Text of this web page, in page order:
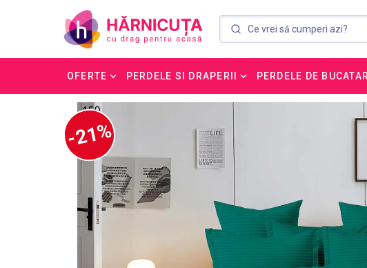
OFERTE PERDELE SI DRAPERII PERDELE DE
-21%